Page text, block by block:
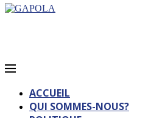
ACCUEIL
QUI SOMMES-NOUS?